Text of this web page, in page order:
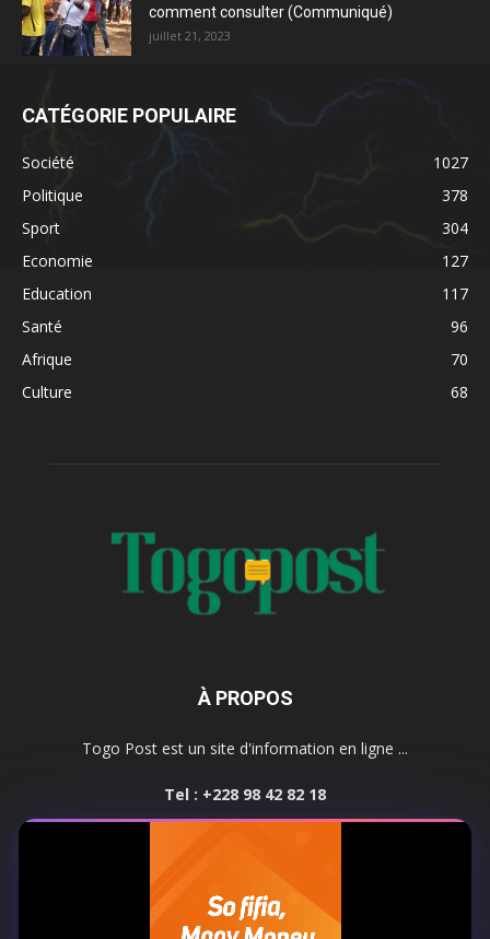
comment consulter (Communiqué)
juillet 21, 2023
CATÉGORIE POPULAIRE
Société
1027
Politique
378
Sport
304
Economie
127
Education
117
Santé
96
Afrique
70
Culture
68
À PROPOS
Togo Post est un site d'information en ligne ...
Tel : +228 98 42 82 18
SUIVEZ NOUS